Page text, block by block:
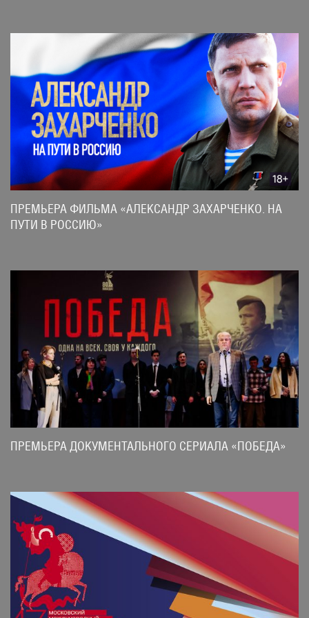
ПРЕМЬЕРА ФИЛЬМА «АЛЕКСАНДР ЗАХАРЧЕНКО. НА
ПУТИ В РОССИЮ»
ПРЕМЬЕРА ДОКУМЕНТАЛЬНОГО СЕРИАЛА «ПОБЕДА»